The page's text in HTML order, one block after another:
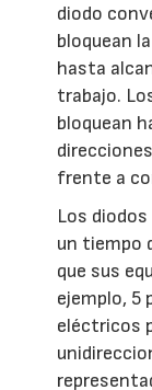
diodo
bloquean
hasta
trabajo.
bloquean
frente a
Los
un tiempo
que sus
ejemplo, 5
eléctricos